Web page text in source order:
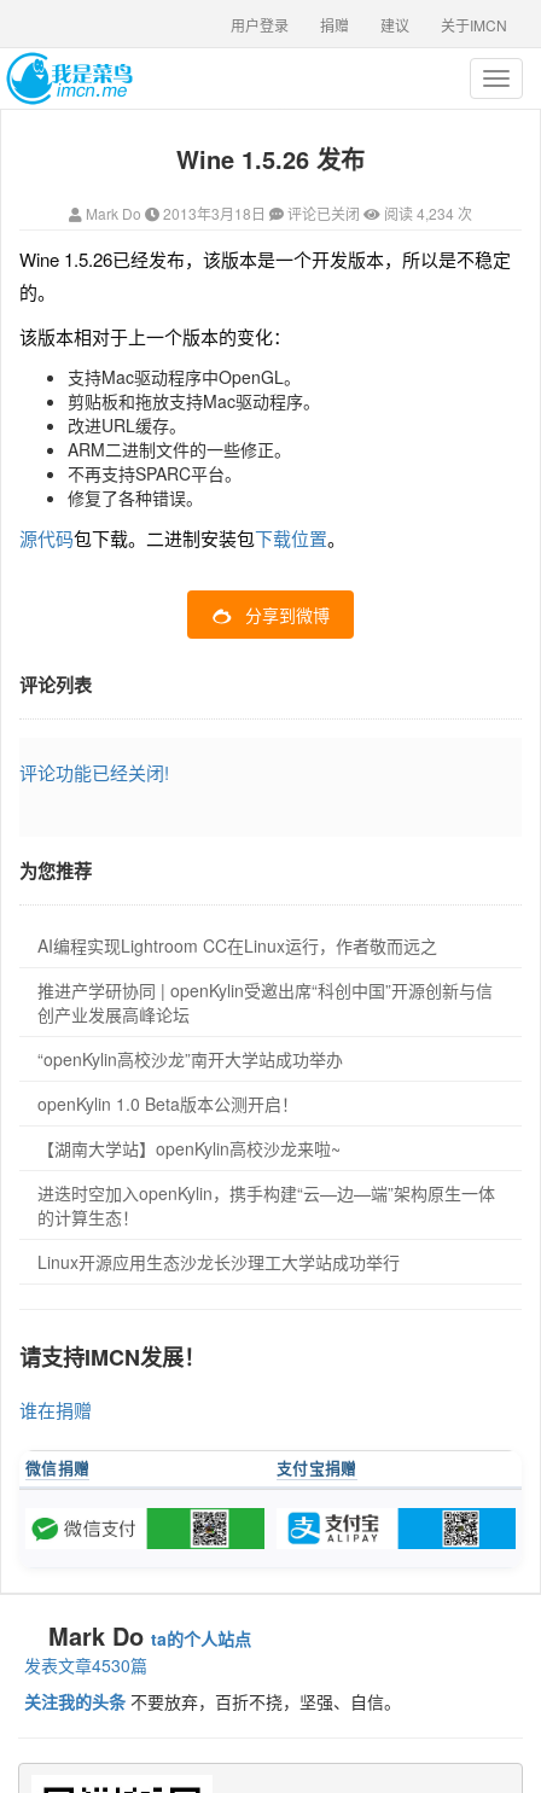
关于IMCN
建议
捐赠
用户登录
T
o
a
v
Wine 1.5.26 发布
Mark Do 2013年3月18日 评论已关闭 阅读 4,234 次
Wine 1.5.26已经发布，该版本是一个开发版本，所以是不稳定
的。
该版本相对于上一个版本的变化：
支持Mac驱动程序中OpenGL。
剪贴板和拖放支持Mac驱动程序。
改进URL缓存。
ARM二进制文件的一些修正。
不再支持SPARC平台。
修复了各种错误。
源代码包下载。 二进制安装包下载位置。
分享到微博
评论列表
评论功能已经关闭!
为您推荐
AI编程实现Lightroom CC在Linux运行，作者敬而远之
推进产学研协同 | openKylin受邀出席“科创中国”开源创新与信
创产业发展高峰论坛
“openKylin高校沙龙”南开大学站成功举办
openKylin 1.0 Beta版本公测开启！
【湖南大学站】openKylin高校沙龙来啦~
进迭时空加入openKylin，携手构建“云—边—端”架构原生一体
的计算生态！
Linux开源应用生态沙龙长沙理工大学站成功举行
请支持IMCN发展！
谁在捐赠
微信捐赠 支付宝捐赠
Mark Do ta的个人站点
发表文章4530篇
关注我的头条 不要放弃，百折不挠，坚强、自信。